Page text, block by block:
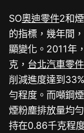
SO奧迪零件2和
的指標，幾年間
顯變化。2011年
克， 台北汽車零件
削減進度達到
勻程度。而噸鋼
煙粉塵排放量均
持在0.86千克程